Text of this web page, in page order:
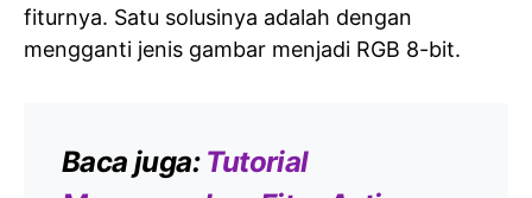
fiturnya. Satu solusinya adalah dengan
mengganti jenis gambar menjadi RGB 8-bit.
Baca juga: Tutorial